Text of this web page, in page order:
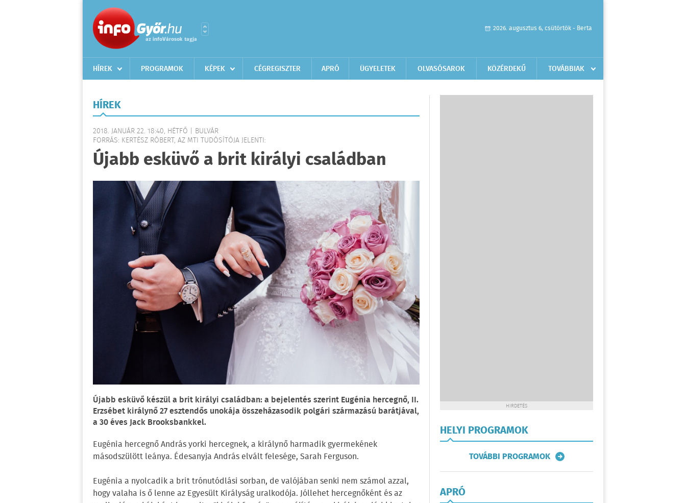
2026. augusztus 6, csütörtök - Berta
HÍREK PROGRAMOK KÉPEK CÉGREGISZTER APRÓ ÜGYELETEK OLVASÓSAROK KÖZÉRDEKŰ TOVÁBBIAK
HÍREK
2018. JANUÁR 22. 18:40, HÉTFŐ | BULVÁR
FORRÁS: KERTÉSZ RÓBERT, AZ MTI TUDÓSÍTÓJA JELENTI:
Újabb esküvő a brit királyi családban
Újabb esküvő készül a brit királyi családban: a bejelentés szerint Eugénia hercegnő, II.
Erzsébet királynő 27 esztendős unokája összeházasodik polgári származású barátjával,
a 30 éves Jack Brooksbankkel.
Eugénia hercegnő András yorki hercegnek, a királynő harmadik gyermekének
másodszülött leánya. Édesanyja András elvált felesége, Sarah Ferguson.
Eugénia a nyolcadik a brit trónutódlási sorban, de valójában senki nem számol azzal,
hogy valaha is ő lenne az Egyesült Királyság uralkodója. Jóllehet hercegnőként és az
HIRDETÉS
HELYI PROGRAMOK
TOVÁBBI PROGRAMOK
APRÓ